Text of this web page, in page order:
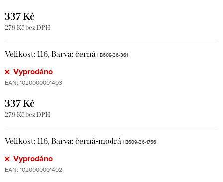
337 Kč
279 Kč bez DPH
Velikost: 116, Barva: černá | B609-36-361
Vyprodáno
EAN: 1020000001403
337 Kč
279 Kč bez DPH
Velikost: 116, Barva: černá-modrá | B609-36-1756
Vyprodáno
EAN: 1020000001402